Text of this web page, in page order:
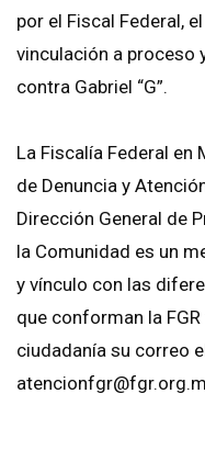
por el Fiscal Federal,
vinculación a proceso
contra Gabriel “G”.
La Fiscalía Federal en
de Denuncia y
Dirección General de
la Comunidad es un
y vínculo con las
que conforman la
ciudadanía su correo